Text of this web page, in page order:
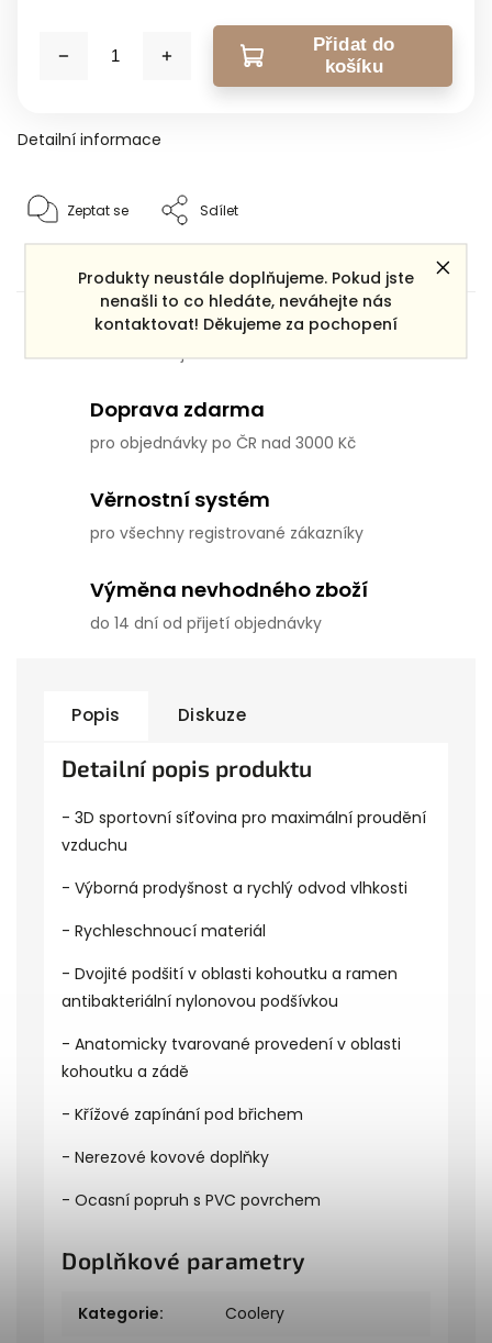
Produkty neustále doplňujeme. Pokud jste
nenašli to co hledáte, neváhejte nás
kontaktovat! Děkujeme za pochopení
Přidat do
košíku
Detailní informace
Zeptat se Sdílet
Dárek zdarma
ke každé objednávce
Doprava zdarma
pro objednávky po ČR nad 3000 Kč
Věrnostní systém
pro všechny registrované zákazníky
Výměna nevhodného zboží
do 14 dní od přijetí objednávky
Popis Diskuze
Detailní popis produktu
- 3D sportovní síťovina pro maximální proudění
vzduchu
- Výborná prodyšnost a rychlý odvod vlhkosti
- Rychleschnoucí materiál
- Dvojité podšití v oblasti kohoutku a ramen
antibakteriální nylonovou podšívkou
- Anatomicky tvarované provedení v oblasti
kohoutku a zádě
- Křížové zapínání pod břichem
- Nerezové kovové doplňky
- Ocasní popruh s PVC povrchem
Doplňkové parametry
Kategorie: Coolery